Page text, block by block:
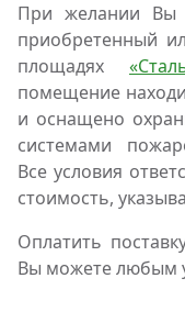
При желании Вы
приобретенный
площадях
помещение
и оснащено
системами
Все условия
стоимость,
Оплатить
Вы можете любым